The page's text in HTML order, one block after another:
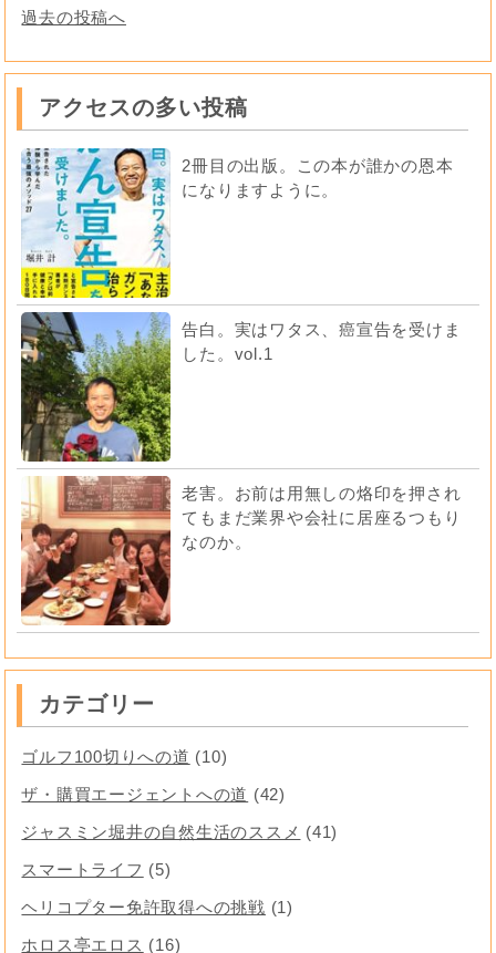
過去の投稿へ
アクセスの多い投稿
2冊目の出版。この本が誰かの恩本
になりますように。
告白。実はワタス、癌宣告を受けま
した。vol.1
老害。お前は用無しの烙印を押され
てもまだ業界や会社に居座るつもり
なのか。
カテゴリー
ゴルフ100切りへの道 (10)
ザ・購買エージェントへの道 (42)
ジャスミン堀井の自然生活のススメ (41)
スマートライフ (5)
ヘリコプター免許取得への挑戦 (1)
ホロス亭エロス (16)